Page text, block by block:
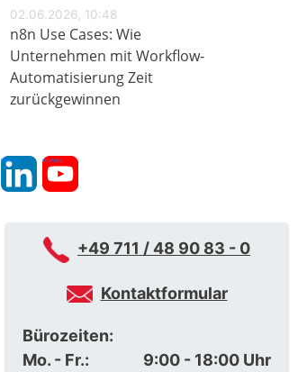
02.06.2026, 10:48
n8n Use Cases: Wie
Unternehmen mit Workflow-
Automatisierung Zeit
zurückgewinnen
linkedin youtube
+49 711 / 48 90 83 - 0
Kontaktformular
Bürozeiten:
Mo. - Fr.:
9:00 - 18:00 Uhr